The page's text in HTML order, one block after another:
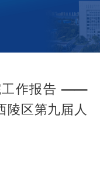
工作报告 ——
陵区第九届人